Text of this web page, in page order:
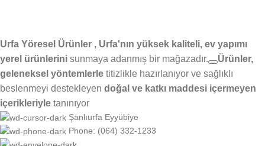
Urfa Yöresel Ürünler , Urfa'nın yüksek kaliteli, ev yapımı
yerel ürünlerini sunmaya adanmış bir mağazadır.
Ürünler,
geleneksel yöntemlerle titizlikle hazırlanıyor ve sağlıklı
beslenmeyi destekleyen doğal ve katkı maddesi içermeyen
içerikleriyle tanınıyor
Şanlıurfa Eyyübiye
Phone: (064) 332-1233